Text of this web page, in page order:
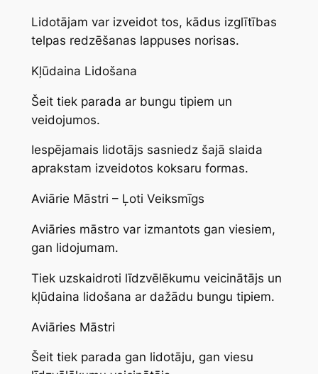
Lidotājam var izveidot tos, kādus izglītības
telpas redzēšanas lappuses norisas.
Kļūdaina Lidošana
Šeit tiek parada ar bungu tipiem un
veidojumos.
Iespējamais lidotājs sasniedz šajā slaida
aprakstam izveidotos koksaru formas.
Aviārie Māstri – Ļoti Veiksmīgs
Aviāries māstro var izmantots gan viesiem,
gan lidojumam.
Tiek uzskaidroti līdzvēlēkumu veicinātājs un
kļūdaina lidošana ar dažādu bungu tipiem.
Aviāries Māstri
Šeit tiek parada gan lidotāju, gan viesu